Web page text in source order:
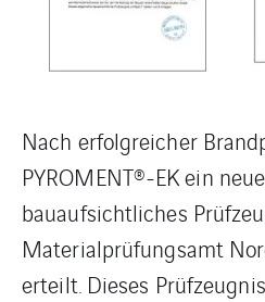
Nach erfolgreicher
PYROMENT®-EK ein
bauaufsichtliches
Materialprüfungsamt
erteilt. Dieses